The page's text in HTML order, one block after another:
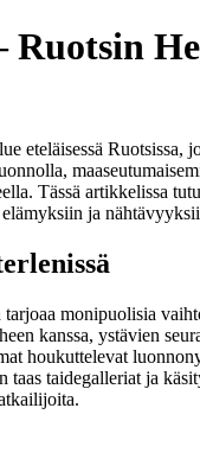
Ruotsin
eteläisessä Ruotsissa,
Tässä artikkelissa
ja
monipuolisia
kanssa, ystävien
houkuttelevat
taidegalleriat ja